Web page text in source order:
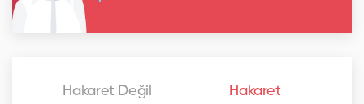
Hakaret Değil Hakaret